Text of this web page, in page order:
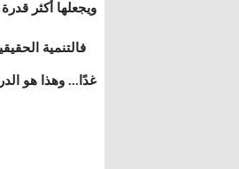
ويجعلها أكثر
فالتنمية
غدًا... وهذا هو